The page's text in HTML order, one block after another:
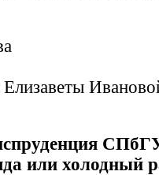
или холодный